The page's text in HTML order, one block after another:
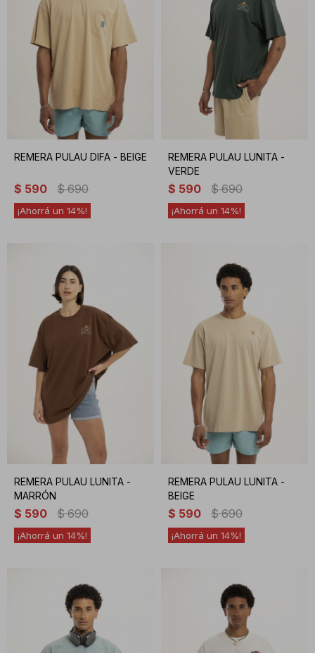
REMERA PULAU DIFA - BEIGE
$ 590 $ 690
14
REMERA PULAU LUNITA -
VERDE
$ 590 $ 690
14
REMERA PULAU LUNITA -
MARRÓN
$ 590 $ 690
14
REMERA PULAU LUNITA -
BEIGE
$ 590 $ 690
14